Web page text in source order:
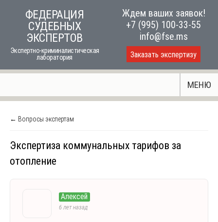
ФЕДЕРАЦИЯ
СУДЕБНЫХ
ЭКСПЕРТОВ
Экспертно-криминалистическая
лаборатория
Ждем ваших заявок!
+7 (995) 100-33-55
info@fse.ms
Заказать экспертизу
МЕНЮ
← Вопросы экспертам
Экспертиза коммунальных тарифов за
отопление
Алексей
6 лет назад